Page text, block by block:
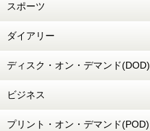
スポーツ
ダイアリー
ディスク・オン・デマンド(DOD)
ビジネス
プリント・オン・デマンド(POD)